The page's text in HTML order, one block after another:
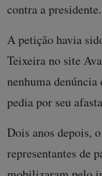
contra a presidente.
A petição havia
Teixeira no site
nenhuma
pedia por seu
Dois anos depois,
representantes de